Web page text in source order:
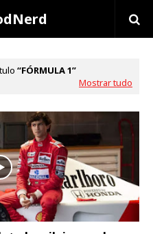
FÓRMULA 1
Mostrar tudo